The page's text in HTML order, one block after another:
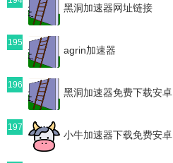
黑洞加速器网址链接
195
agrin加速器
196
黑洞加速器免费下载安卓
197
小牛加速器下载免费安卓